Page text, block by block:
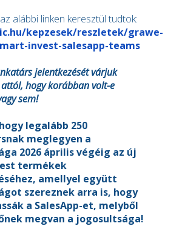
alábbi linken keresztül tudtok:
kepzesek/reszletek/grawe-
invest-salesapp-teams
jelentkezését várjuk
hogy korábban volt-e
sem!
legalább 250
meglegyen a
2026 április végéig az új
termékek
amellyel együtt
szereznek arra is, hogy
a SalesApp-et, melyből
megvan a jogosultsága!